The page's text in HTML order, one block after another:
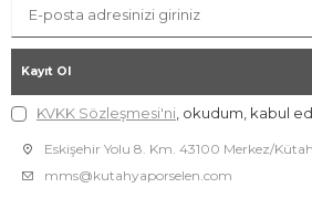
Kayıt Ol
KVKK Sözleşmesi'ni , okudum, kabul
Eskişehir Yolu 8. Km. 43100 Merkez/
mms@kutahyaporselen.com